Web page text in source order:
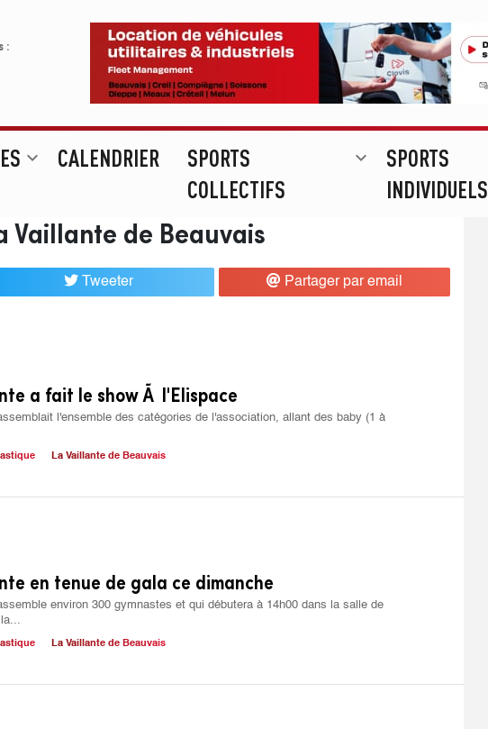
:
expand_more CALENDRIER
SPORTS
COLLECTIFS
expand_more
SPORTS
INDIVIDUELS
de Beauvais
Tweeter Partager par email
a fait le show Ã l'Elispace
l'ensemble des catégories de l'association, allant des baby (1 à
La Vaillante de Beauvais
en tenue de gala ce dimanche
environ 300 gymnastes et qui débutera à 14h00 dans la salle de
La Vaillante de Beauvais